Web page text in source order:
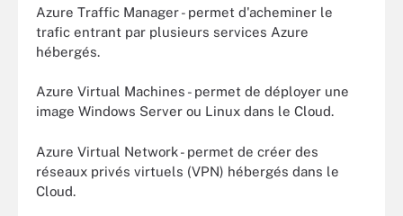
Azure Traffic Manager - permet d'acheminer le
trafic entrant par plusieurs services Azure
hébergés.
Azure Virtual Machines - permet de déployer une
image Windows Server ou Linux dans le Cloud.
Azure Virtual Network - permet de créer des
réseaux privés virtuels (VPN) hébergés dans le
Cloud.